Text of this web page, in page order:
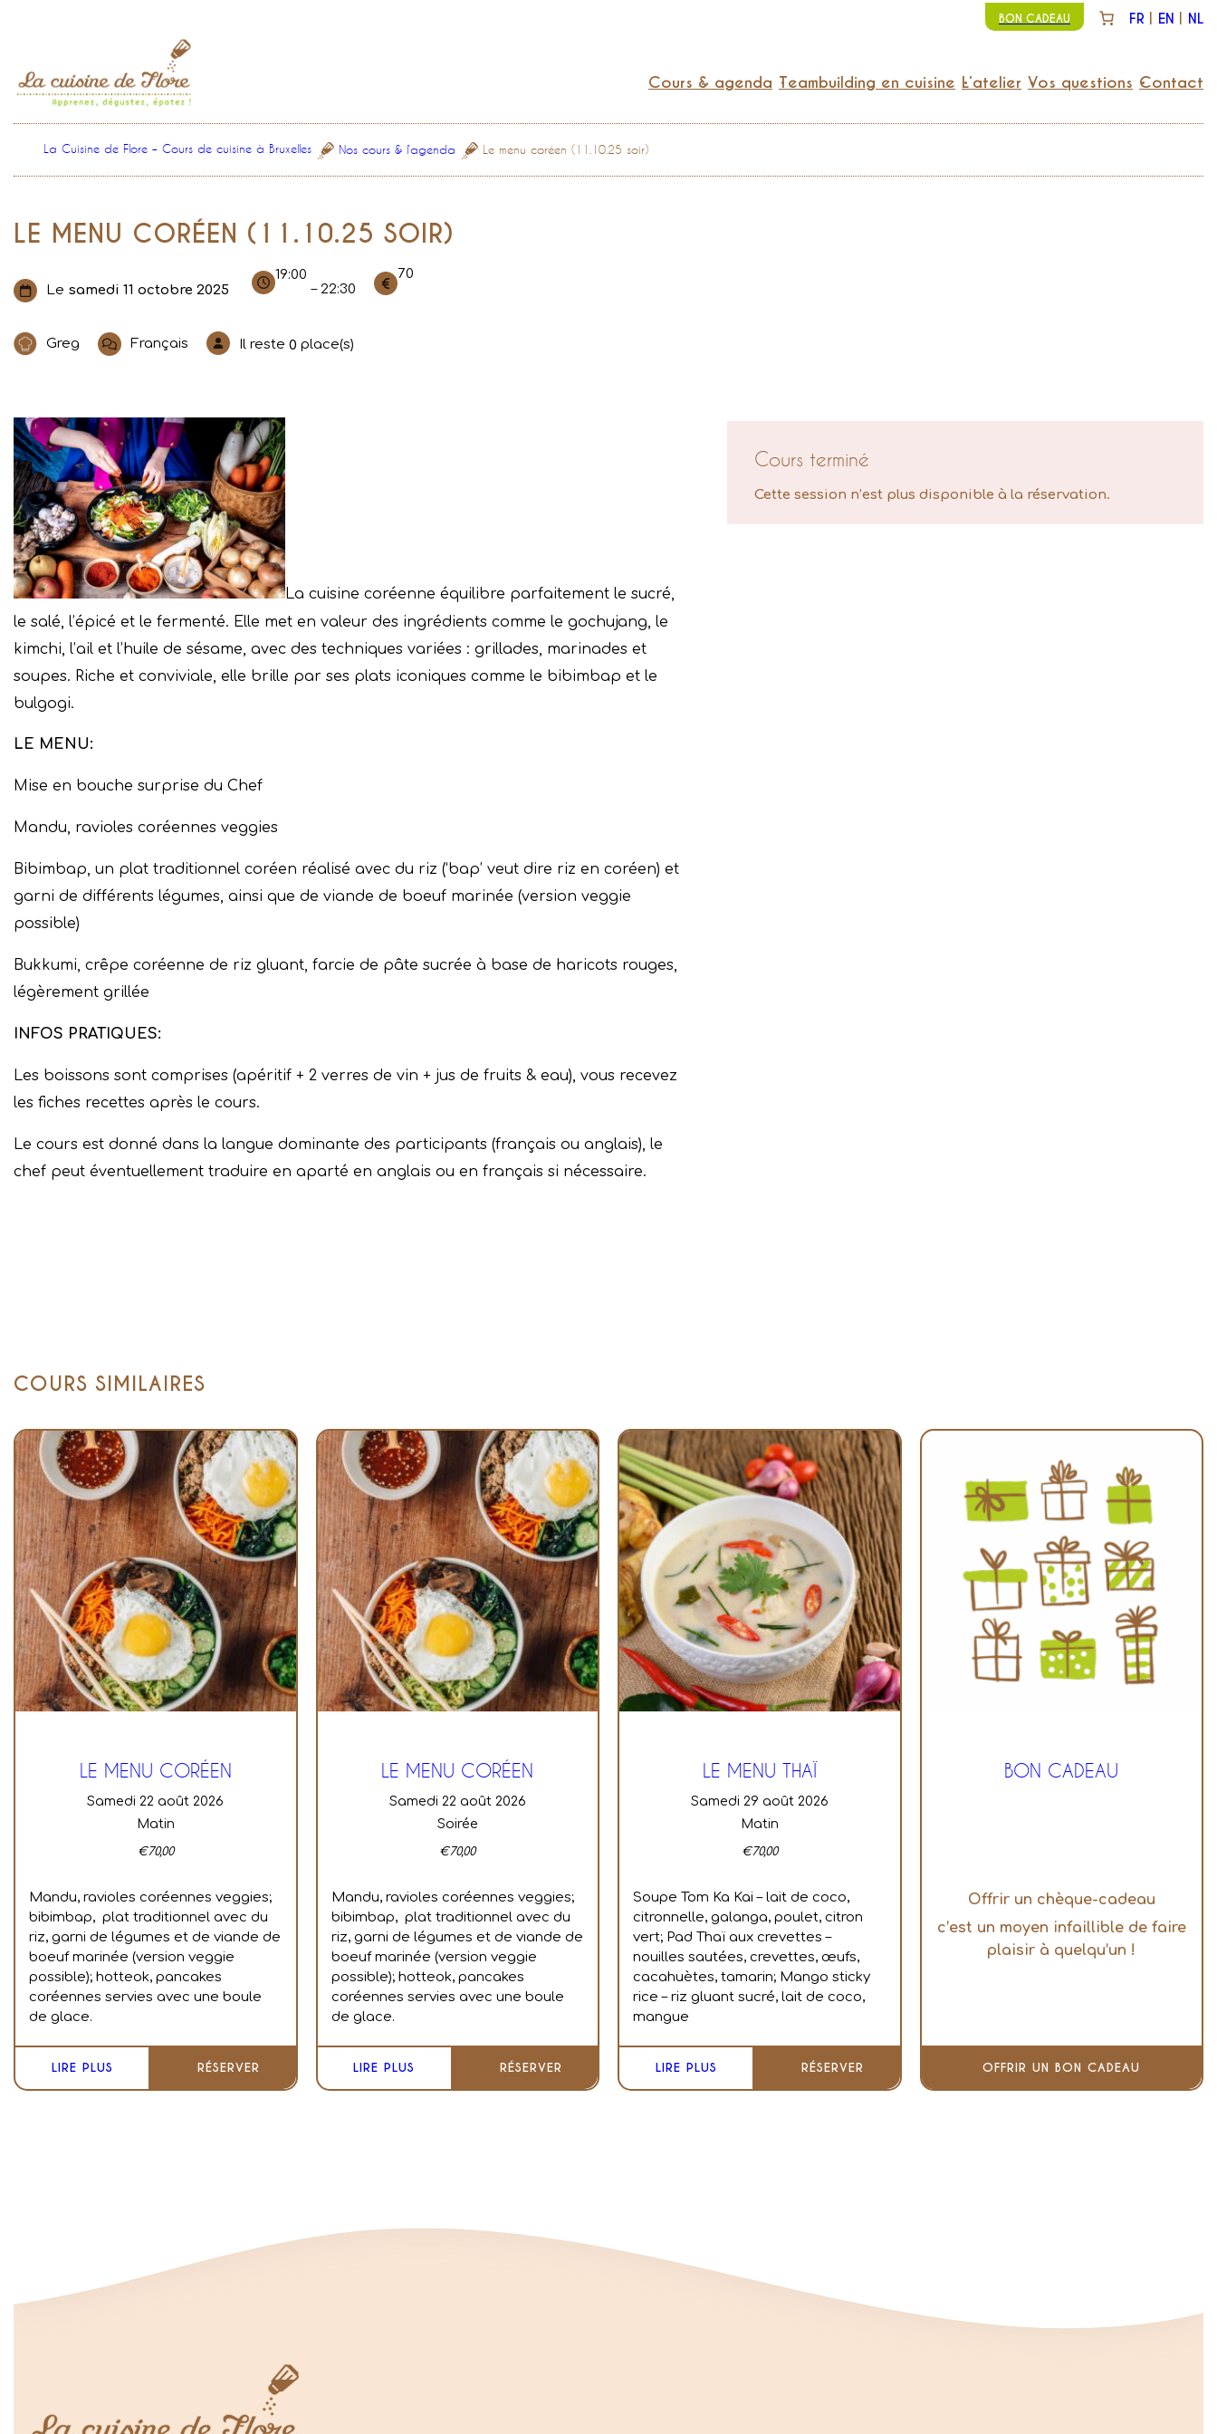
BON CADEAU FR EN NL
Cours & agenda Teambuilding en cuisine L’atelier Vos questions Contact
La Cuisine de Flore – Cours de cuisine à Bruxelles Nos cours & l’agenda Le menu coréen (11.10.25 soir)
LE MENU CORÉEN (11.10.25 SOIR)
Le samedi 11 octobre 2025
19:00
– 22:30
70
Greg Français Il reste 0 place(s)
La cuisine coréenne équilibre parfaitement le sucré,
le salé, l’épicé et le fermenté. Elle met en valeur des ingrédients comme le gochujang, le
kimchi, l’ail et l’huile de sésame, avec des techniques variées : grillades, marinades et
soupes. Riche et conviviale, elle brille par ses plats iconiques comme le bibimbap et le
bulgogi.
LE MENU:
Mise en bouche surprise du Chef
Mandu, ravioles coréennes veggies
Bibimbap, un plat traditionnel coréen réalisé avec du riz (‘bap’ veut dire riz en coréen) et
garni de différents légumes, ainsi que de viande de boeuf marinée (version veggie
possible)
Bukkumi, crêpe coréenne de riz gluant, farcie de pâte sucrée à base de haricots rouges,
légèrement grillée
INFOS PRATIQUES:
Les boissons sont comprises (apéritif + 2 verres de vin + jus de fruits & eau), vous recevez
les fiches recettes après le cours.
Le cours est donné dans la langue dominante des participants (français ou anglais), le
chef peut éventuellement traduire en aparté en anglais ou en français si nécessaire.
Cours terminé
Cette session n’est plus disponible à la réservation.
COURS SIMILAIRES
LE MENU CORÉEN
samedi 22 août 2026
Matin
€70,00
Mandu, ravioles coréennes veggies;
bibimbap, plat traditionnel avec du
riz, garni de légumes et de viande de
boeuf marinée (version veggie
possible); hotteok, pancakes
coréennes servies avec une boule
de glace.
LIRE PLUS RÉSERVER
LE MENU CORÉEN
samedi 22 août 2026
Soirée
€70,00
Mandu, ravioles coréennes veggies;
bibimbap, plat traditionnel avec du
riz, garni de légumes et de viande de
boeuf marinée (version veggie
possible); hotteok, pancakes
coréennes servies avec une boule
de glace.
LIRE PLUS RÉSERVER
LE MENU THAÏ
samedi 29 août 2026
Matin
€70,00
Soupe Tom Ka Kai – lait de coco,
citronnelle, galanga, poulet, citron
vert; Pad Thaï aux crevettes –
nouilles sautées, crevettes, œufs,
cacahuètes, tamarin; Mango sticky
rice – riz gluant sucré, lait de coco,
mangue
LIRE PLUS RÉSERVER
BON CADEAU
Offrir un chèque-cadeau
c’est un moyen infaillible de faire
plaisir à quelqu’un !
OFFRIR UN BON CADEAU